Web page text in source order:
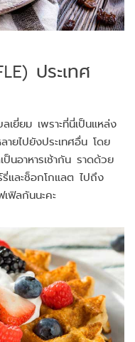
ประเทศ
เยี่ยม เพราะที่นี่เป็นแหล่ง
ายไปยังประเทศอื่น โดย
ป็นอาหารเช้ากัน ราดด้วย
และช็อกโกแลต ไปถึง
เฟิลกันนะคะ